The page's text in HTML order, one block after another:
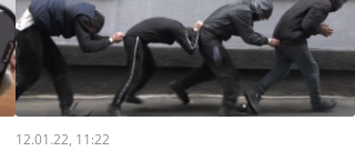
12.01.22, 11:22